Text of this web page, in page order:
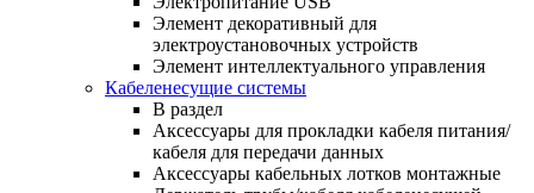
Элемент декоративный для
электроустановочных устройств
Элемент интеллектуального управления
Кабеленесущие системы
В раздел
Аксессуары для прокладки кабеля питания/
кабеля для передачи данных
Аксессуары кабельных лотков монтажные